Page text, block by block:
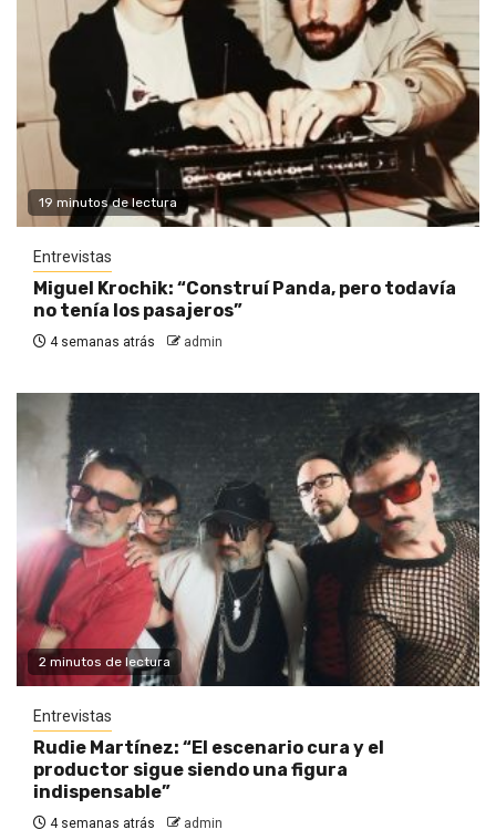
19 minutos de lectura
Entrevistas
Miguel Krochik: “Construí Panda, pero todavía
no tenía los pasajeros”
4 semanas atrás admin
2 minutos de lectura
Entrevistas
Rudie Martínez: “El escenario cura y el
productor sigue siendo una figura
indispensable”
4 semanas atrás admin